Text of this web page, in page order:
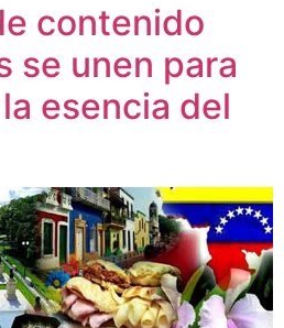
contenido
se unen para
esencia del